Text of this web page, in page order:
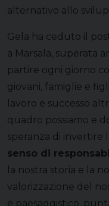
alternativo allo
Gela ha ceduto il
a Marsala, superata
partire ogni giorno
giovani, famiglie e
lavoro e successo
quadro possiamo e
speranza di invertire
senso di
la nostra storia e la
valorizzazione del
e paesaggistico,